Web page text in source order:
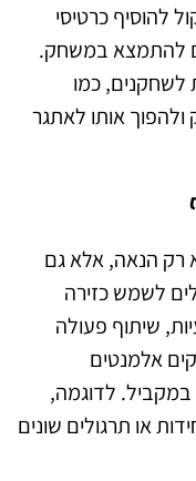
להוסיף כרטיסי
להתמצא במשחק.
לשחקנים, כמו
אותו לאתגר
רק הנאה, אלא גם
לשמש כזירה
שיתוף פעולה
אלמנטים
במקביל. לדוגמה,
או תרגולים שונים